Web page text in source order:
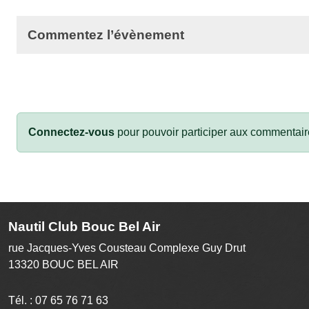
Commentez l’évènement
Connectez-vous pour pouvoir participer aux
Nautil Club Bouc Bel Air
rue Jacques-Yves Cousteau Complexe Guy Drut
13320 BOUC BEL AIR
Tél. : 07 65 76 71 63